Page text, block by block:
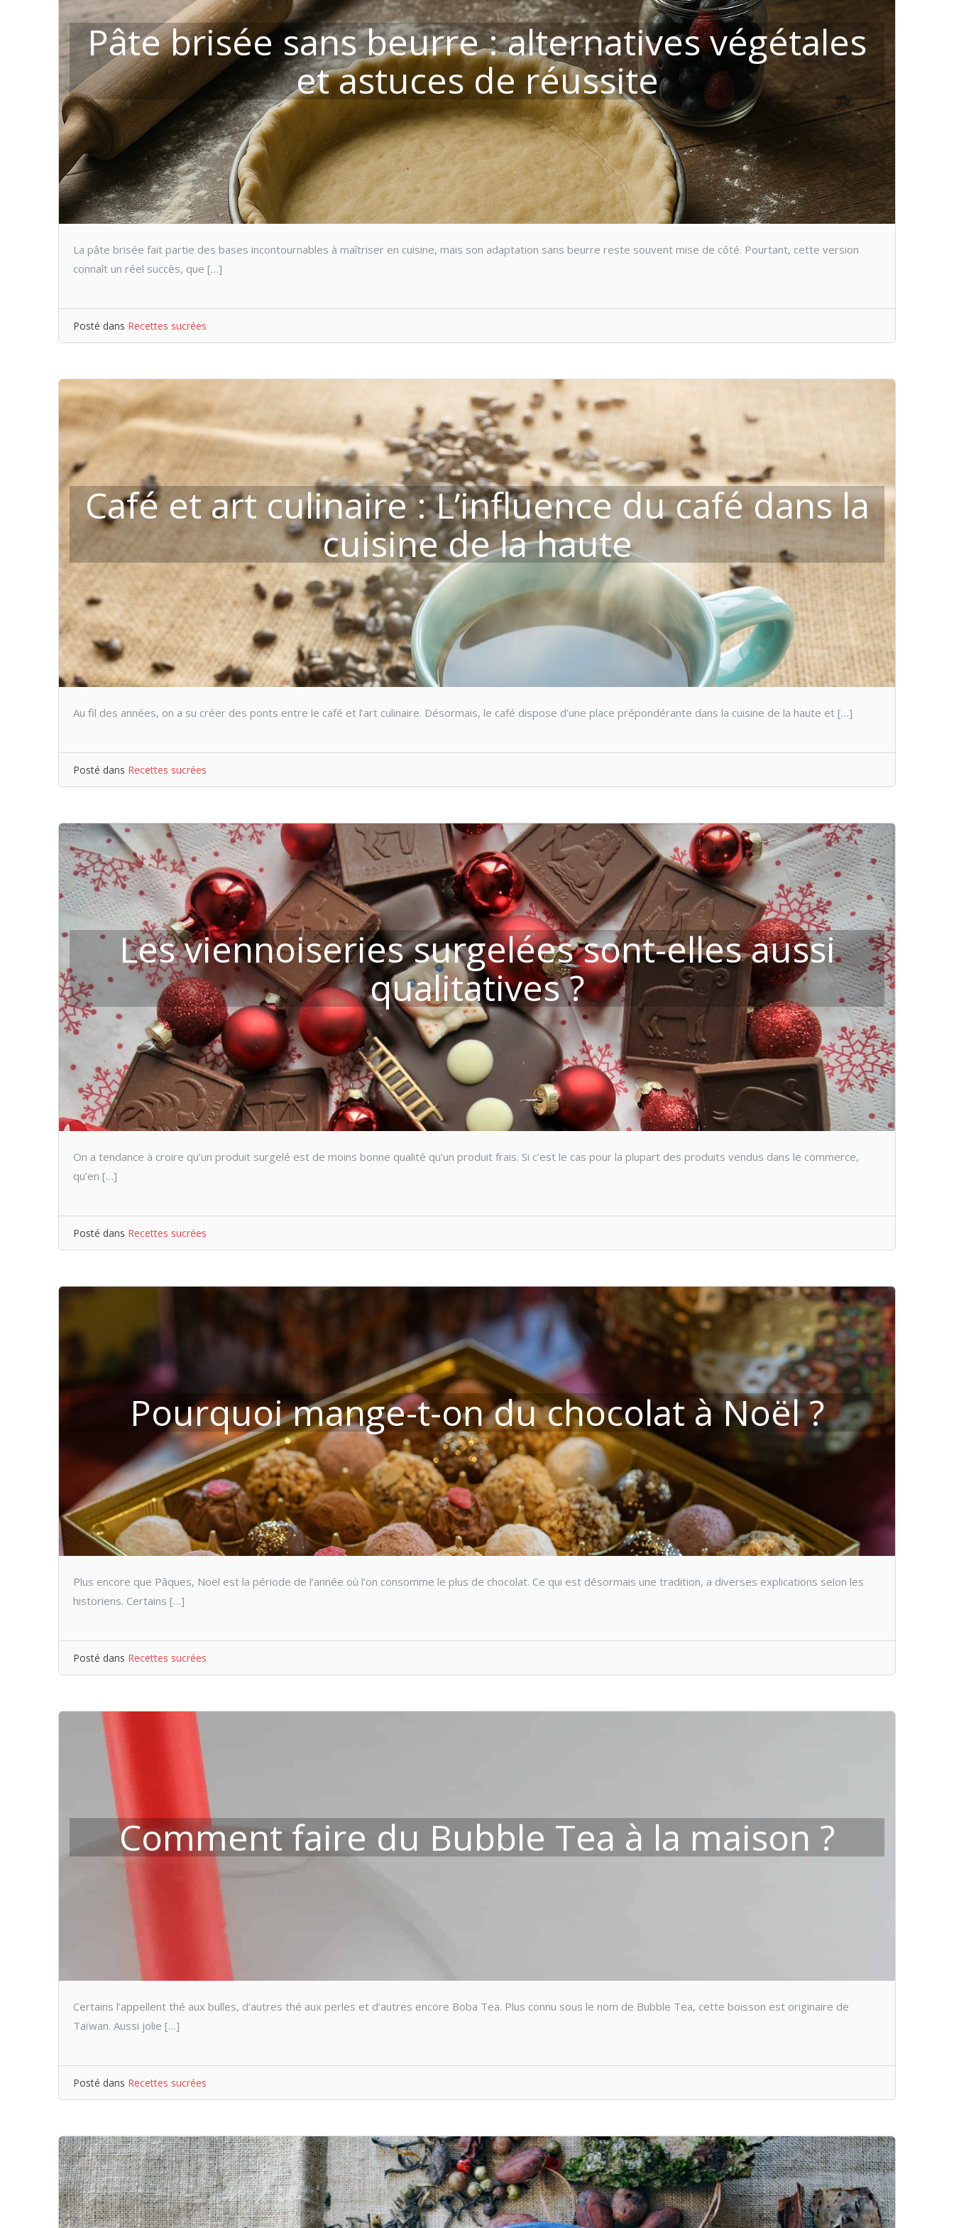
Pâte brisée sans beurre : alternatives végétales
et astuces de réussite
La pâte brisée fait partie des bases incontournables à maîtriser en cuisine, mais son adaptation sans beurre reste souvent mise de côté. Pourtant, cette version
connaît un réel succès, que […]
Posté dans Recettes sucrées
Café et art culinaire : L’influence du café dans la
cuisine de la haute
Au fil des années, on a su créer des ponts entre le café et l’art culinaire. Désormais, le café dispose d’une place prépondérante dans la cuisine de la haute et […]
Posté dans Recettes sucrées
Les viennoiseries surgelées sont-elles aussi
qualitatives ?
On a tendance à croire qu’un produit surgelé est de moins bonne qualité qu’un produit frais. Si c’est le cas pour la plupart des produits vendus dans le commerce,
qu’en […]
Posté dans Recettes sucrées
Pourquoi mange-t-on du chocolat à Noël ?
Plus encore que Pâques, Noël est la période de l’année où l’on consomme le plus de chocolat. Ce qui est désormais une tradition, a diverses explications selon les
historiens. Certains […]
Posté dans Recettes sucrées
Comment faire du Bubble Tea à la maison ?
Certains l’appellent thé aux bulles, d’autres thé aux perles et d’autres encore Boba Tea. Plus connu sous le nom de Bubble Tea, cette boisson est originaire de
Taïwan. Aussi jolie […]
Posté dans Recettes sucrées